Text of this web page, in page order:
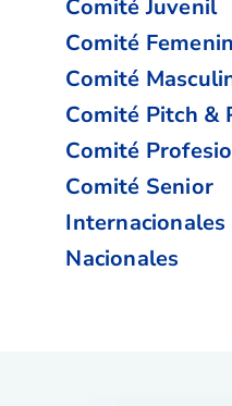
Comité Juvenil
Comité
Comité
Comité Pitch &
Comité
Comité Senior
Internacionales
Nacionales